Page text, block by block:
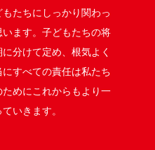
たちにしっかり関わっ
ます。子どもたちの将
分けて定め、根気よく
すべての責任は私たち
めにこれからもより一
いきます。